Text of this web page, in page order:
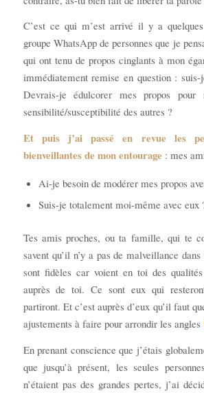
C’est ce qui m’est arrivé il y a
groupe WhatsApp de personnes que je
qui ont tenu de propos cinglants à mon
immédiatement remise en question :
Devrais-je édulcorer mes propos
sensibilité/susceptibilité des autres ?
Et puis j’ai passé en revue les
bienveillantes de mon entourage : mes
Ai-je besoin de modérer mes propos
Suis-je totalement moi-même avec eux
Tes amis proches, ou ta famille, qui te
savent qu’il n’y a pas de malveillance
sont fidèles car voient en toi des
auprès de toi. Ce sont eux qui
partiront. Et c’est auprès d’eux qu’il faut
ajustements à faire pour arrondir les angles
En prenant conscience que j’étais
que jusqu’à présent, les seules
n’étaient pas des grandes pertes, j’ai